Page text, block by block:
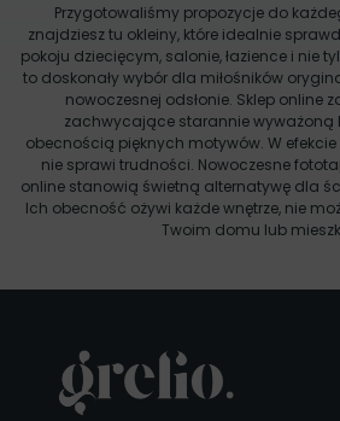
Przygotowaliśmy propozycje do
znajdziesz tu okleiny, które idealnie
pokoju dziecięcym, salonie, łazience i nie
to doskonały wybór dla miłośników
nowoczesnej odsłonie. Sklep online
zachwycające starannie wyważoną
obecnością pięknych motywów. W
nie sprawi trudności. Nowoczesne
online stanowią świetną alternatywę dla
Ich obecność ożywi każde wnętrze, nie
Twoim domu lub